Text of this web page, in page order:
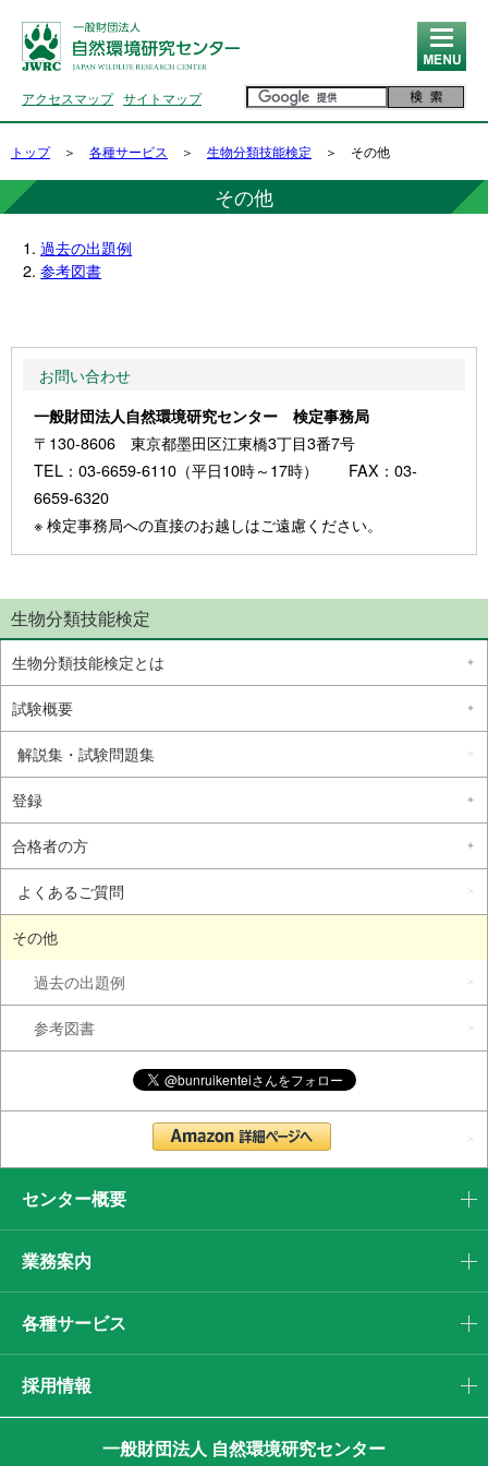
アクセスマップ サイトマップ
MENU
トップ＞ 各種サービス ＞ 生物分類技能検定 ＞ その他
その他
過去の出題例
参考図書
お問い合わせ
一般財団法人自然環境研究センター 検定事務局
〒130-8606 東京都墨田区江東橋3丁目3番7号
TEL：03-6659-6110（平日10時～17時） FAX：03-
6659-6320
※ 検定事務局への直接のお越しはご遠慮ください。
生物分類技能検定
生物分類技能検定とは
試験概要
解説集・試験問題集
登録
合格者の方
よくあるご質問
その他
過去の出題例
参考図書
センター概要
業務案内
各種サービス
採用情報
一般財団法人 自然環境研究センター